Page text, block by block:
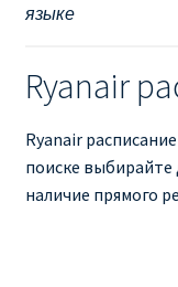
RYANAIR
RYANAIR
Ryanair Россия
RYANAIR ТЕЛЬ-
языке
Ryanair
Ryanair
поиске выбирайте
наличие прямого